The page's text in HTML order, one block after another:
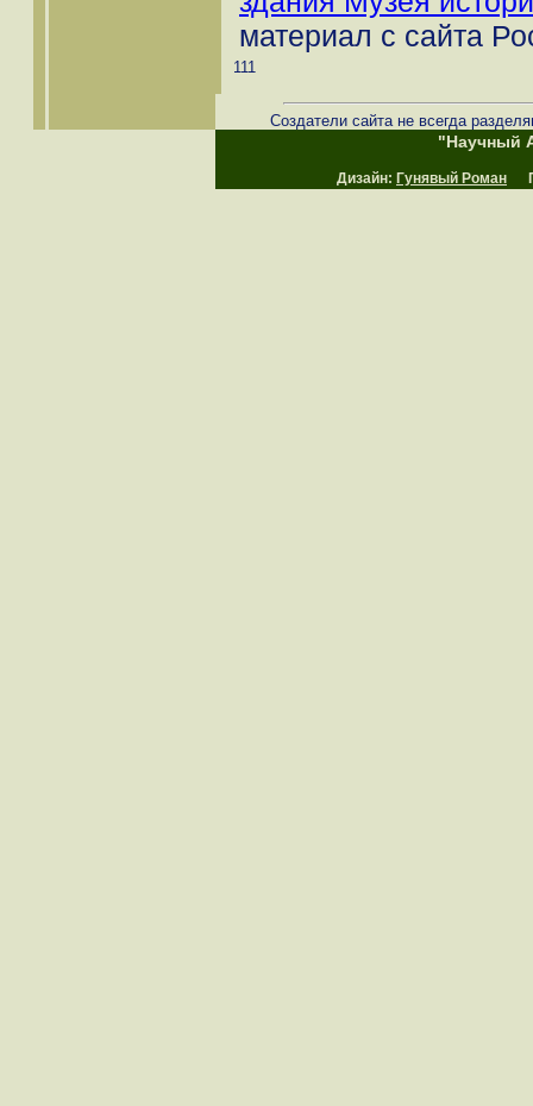
материал с сайта
111
Создатели сайта не всегда
"Научный
Дизайн: Гунявый Роман